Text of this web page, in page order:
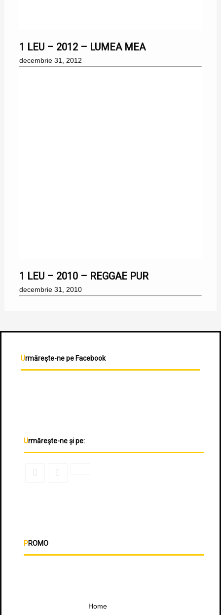
1 LEU – 2012 – LUMEA MEA
decembrie 31, 2012
1 LEU – 2010 – REGGAE PUR
decembrie 31, 2010
Urmărește-ne pe Facebook
Urmărește-ne și pe:
PROMO
Home